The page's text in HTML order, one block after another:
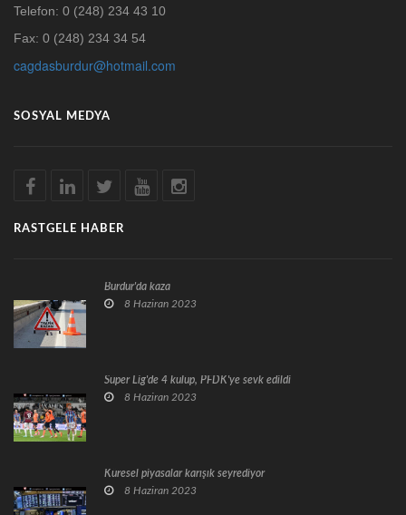
Telefon: 0 (248) 234 43 10
Fax: 0 (248) 234 34 54
cagdasburdur@hotmail.com
SOSYAL MEDYA
RASTGELE HABER
Burdur'da kaza
8 Haziran 2023
Süper Lig'de 4 kulüp, PFDK'ye sevk edildi
8 Haziran 2023
Küresel piyasalar karışık seyrediyor
8 Haziran 2023